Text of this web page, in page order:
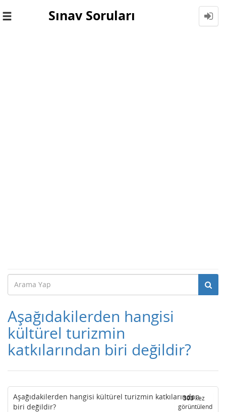
Toggle
Sınav Soruları
Aşağıdakilerden hangisi
kültürel turizmin
katkılarından biri değildir?
303kez
görüntülendi
Aşağıdakilerden hangisi kültürel turizmin katkılarından
biri değildir?